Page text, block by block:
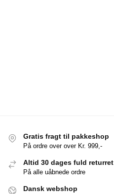
Gratis fragt til pakkeshop
På ordre over over Kr. 999,-
Altid 30 dages fuld returret
På alle uåbnede ordre
Dansk webshop